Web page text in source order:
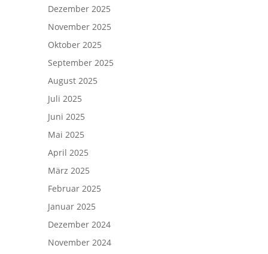
Dezember 2025
November 2025
Oktober 2025
September 2025
August 2025
Juli 2025
Juni 2025
Mai 2025
April 2025
März 2025
Februar 2025
Januar 2025
Dezember 2024
November 2024